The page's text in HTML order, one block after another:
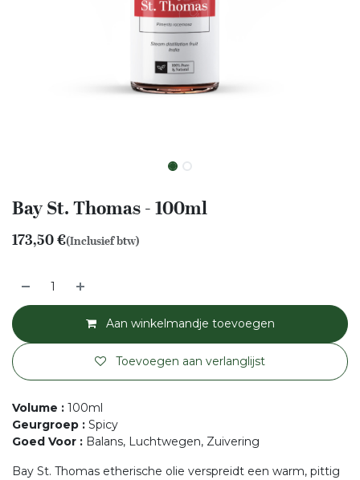
Bay St. Thomas - 100ml
173,50€(Inclusief btw)
Aan winkelmandje toevoegen
Toevoegen aan verlanglijst
Volume : 100ml
Geurgroep : Spicy
Goed Voor : Balans, Luchtwegen, Zuivering
Bay St. Thomas etherische olie verspreidt een warm, pittig